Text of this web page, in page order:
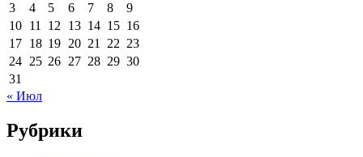
3
4 5 6 7 8
9
10 11 12 13 14 15 16
17 18 19 20 21 22 23
24 25 26 27 28 29 30
31
« Июл
Рубрики